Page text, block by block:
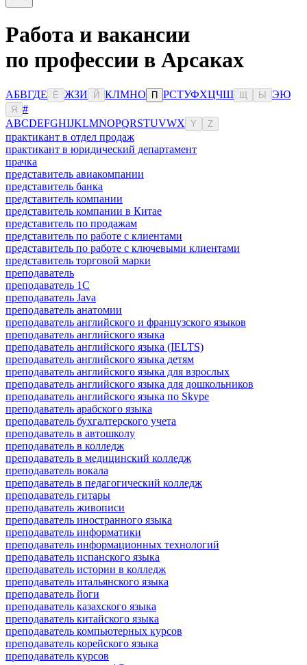
Работа и вакансии
по профессии в Арсаках
АБВГДЕ Ё ЖЗИ Й КЛМНО П РСТУФХЦЧШ Ы ЭЮ
Я
#
ABCDEFGHIJKLMNOPQRSTUVWX Y Z
практикант в отдел продаж
практикант в юридический департамент
прачка
представитель авиакомпании
представитель банка
представитель компании
представитель компании в Китае
представитель по продажам
представитель по работе с клиентами
представитель по работе с ключевыми клиентами
представитель торговой марки
преподаватель
преподаватель 1С
преподаватель Java
преподаватель анатомии
преподаватель английского и французского языков
преподаватель английского языка
преподаватель английского языка (IELTS)
преподаватель английского языка детям
преподаватель английского языка для взрослых
преподаватель английского языка для дошкольников
преподаватель английского языка по Skype
преподаватель арабского языка
преподаватель бухгалтерского учета
преподаватель в автошколу
преподаватель в колледж
преподаватель в медицинский колледж
преподаватель вокала
преподаватель в педагогический колледж
преподаватель гитары
преподаватель живописи
преподаватель иностранного языка
преподаватель информатики
преподаватель информационных технологий
преподаватель испанского языка
преподаватель истории в колледж
преподаватель итальянского языка
преподаватель йоги
преподаватель казахского языка
преподаватель китайского языка
преподаватель компьютерных курсов
преподаватель корейского языка
преподаватель курсов